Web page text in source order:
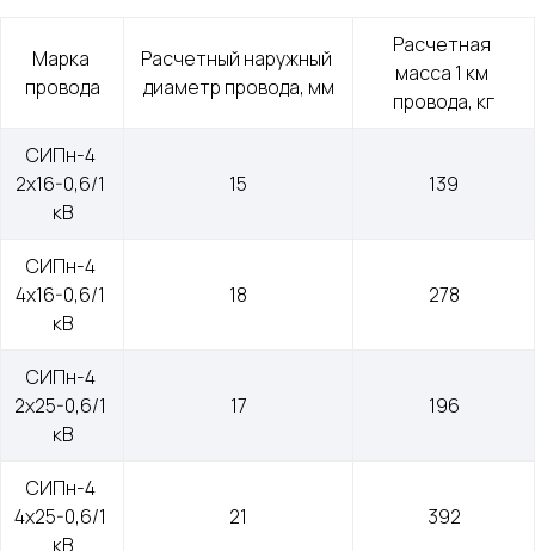
Марка
провода
Расчетный наружный
диаметр провода, мм
Расчетная
масса 1 км
провода, кг
СИПн-4
2x16-0,6/1
кВ
15 139
СИПн-4
4x16-0,6/1
кВ
18 278
СИПн-4
2x25-0,6/1
кВ
17 196
СИПн-4
4x25-0,6/1
кВ
21 392